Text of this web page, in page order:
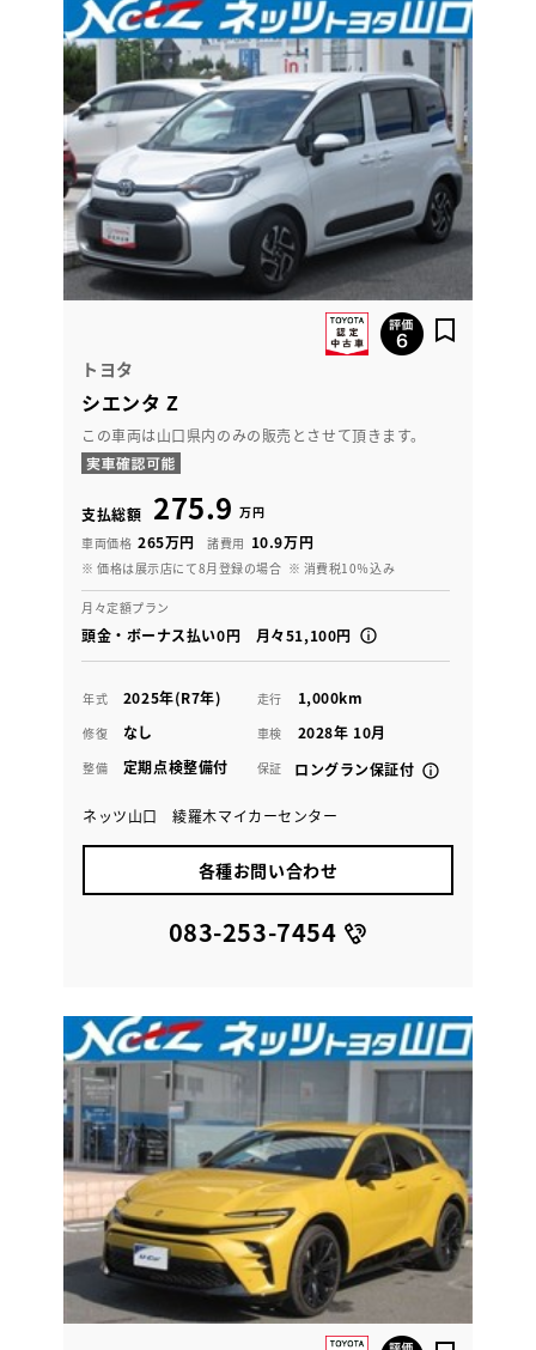
トヨタ
シエンタ Z
この車両は山口県内のみの販売とさせて頂きます。
支払総額 275.9 万円
車両価格 265万円 諸費用 10.9万円
※ 価格は展示店にて8月登録の場合 ※ 消費税10％込み
月々定額プラン
頭金・ボーナス払い0円 月々51,100円
年式 2025年(R7年) 走行 1,000km
修復 なし 車検 2028年 10月
整備 定期点検整備付 保証 ロングラン保証付
ネッツ山口 綾羅木マイカーセンター
各種お問い合わせ
083-253-7454